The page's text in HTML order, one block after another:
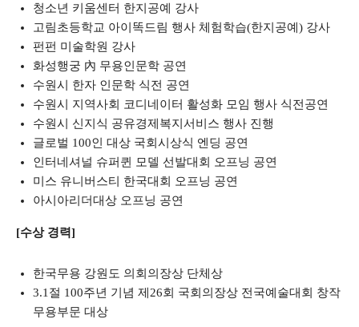
청소년 키움센터 한지공예 강사
고림초등학교 아이똑드림 행사 체험학습(한지공예) 강사
펀펀 미술학원 강사
화성행궁 內 무용인문학 공연
수원시 한자 인문학 식전 공연
수원시 지역사회 코디네이터 활성화 모임 행사 식전공연
수원시 신지식 공유경제복지서비스 행사 진행
글로벌 100인 대상 국회시상식 엔딩 공연
인터네셔널 슈퍼퀸 모델 선발대회 오프닝 공연
미스 유니버스티 한국대회 오프닝 공연
아시아리더대상 오프닝 공연
[수상 경력]
한국무용 강원도 의회의장상 단체상
3.1절 100주년 기념 제26회 국회의장상 전국예술대회 창작
무용부문 대상